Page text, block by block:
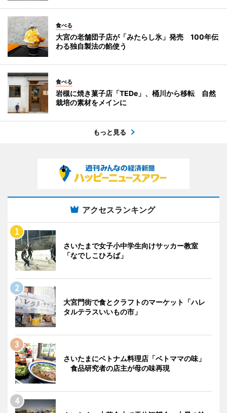
食べる
大宮の老舗団子店が「みたらし氷」発売 100年伝
わる独自製法の餡使う
食べる
岩槻に焼き菓子店「TEDe」、桶川から移転 自然
栽培の素材をメインに
もっと見る
アクセスランキング
さいたまで女子小中学生向けサッカー教室
「なでしこひろば」
大宮門街で食とクラフトのマーケット「ハレ
タルテラスいいもの市」
さいたまにベトナム料理店「ベトママの味」
食品研究者の店主が母の味再現